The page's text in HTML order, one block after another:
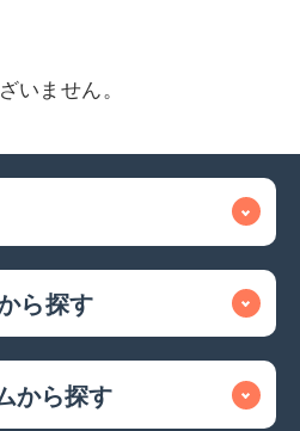
いません。
ら探す
から探す